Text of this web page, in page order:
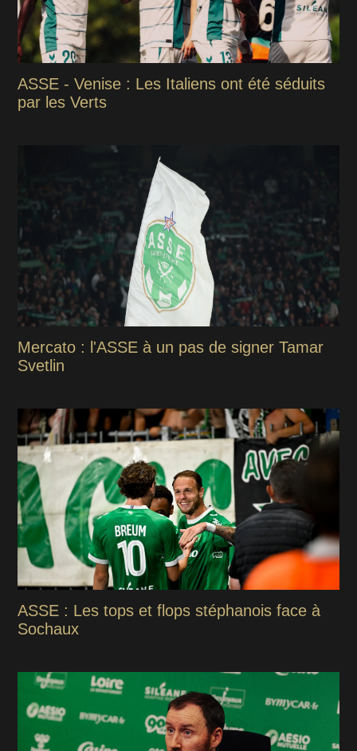
ASSE - Venise : Les Italiens ont été séduits
par les Verts
Mercato : l'ASSE à un pas de signer Tamar
Svetlin
ASSE : Les tops et flops stéphanois face à
Sochaux